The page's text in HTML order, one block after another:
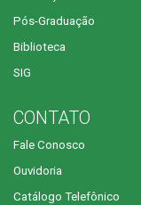
Pós-Graduação
Biblioteca
SIG
CONTATO
Fale Conosco
Ouvidoria
Catálogo Telefônico